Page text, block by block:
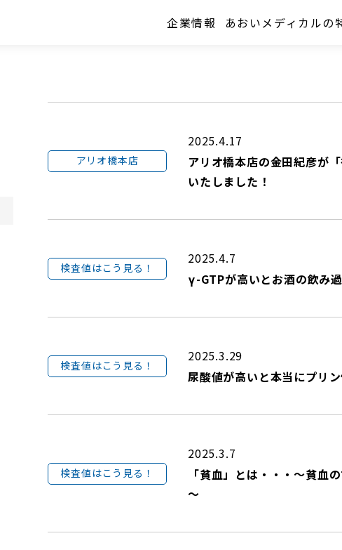
企業情報 あおいメディカルの
アリオ橋本店
2025.4.17
アリオ橋本店の金田紀彦が
いたしました！
検査値はこう見る！
2025.4.7
γ-GTPが高いとお酒の飲み
検査値はこう見る！
2025.3.29
尿酸値が高いと本当にプリ
検査値はこう見る！
2025.3.7
「貧血」とは・・・～貧血
～